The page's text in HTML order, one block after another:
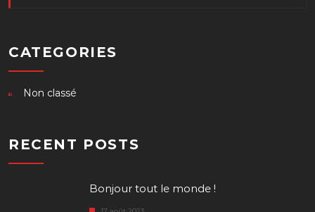
CATEGORIES
Non classé
RECENT POSTS
Bonjour tout le monde !